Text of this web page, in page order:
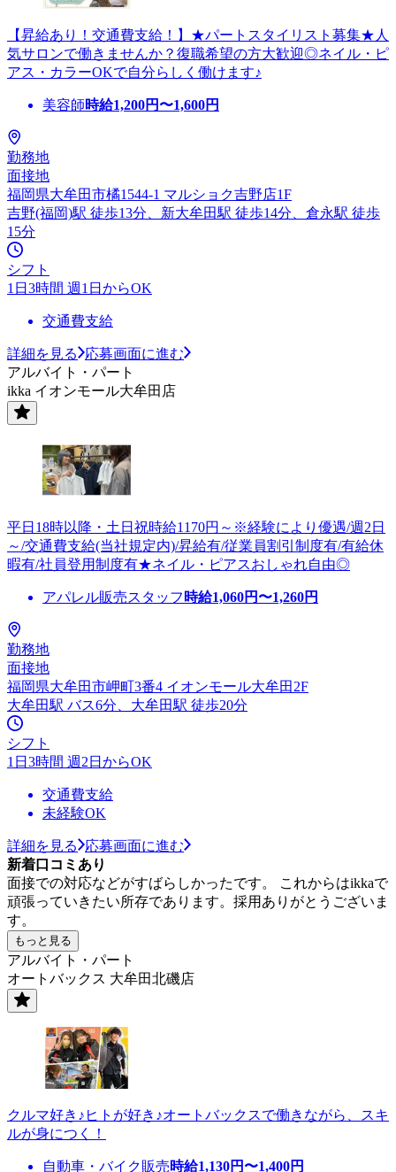
【昇給あり！交通費支給！】★パートスタイリスト募集★人
気サロンで働きませんか？復職希望の方大歓迎◎ネイル・ピ
アス・カラーOKで自分らしく働けます♪
美容師時給1,200円〜1,600円
勤務地
面接地
福岡県大牟田市橘1544-1 マルショク吉野店1F
吉野(福岡)駅 徒歩13分、新大牟田駅 徒歩14分、倉永駅 徒歩
15分
シフト
1日3時間 週1日からOK
交通費支給
詳細を見る
応募画面に進む
アルバイト・パート
ikka イオンモール大牟田店
平日18時以降・土日祝時給1170円～※経験により優遇/週2日
～/交通費支給(当社規定内)/昇給有/従業員割引制度有/有給休
暇有/社員登用制度有★ネイル・ピアスおしゃれ自由◎
アパレル販売スタッフ 時給1,060円〜1,260円
勤務地
面接地
福岡県大牟田市岬町3番4 イオンモール大牟田2F
大牟田駅 バス6分、大牟田駅 徒歩20分
シフト
1日3時間 週2日からOK
交通費支給
未経験OK
詳細を見る
応募画面に進む
新着口コミあり
面接での対応などがすばらしかったです。 これからはikkaで
頑張っていきたい所存であります。採用ありがとうございま
す。
もっと見る
アルバイト・パート
オートバックス 大牟田北磯店
クルマ好き♪ヒトが好き♪オートバックスで働きながら、スキ
ルが身につく！
自動車・バイク販売時給1,130円〜1,400円